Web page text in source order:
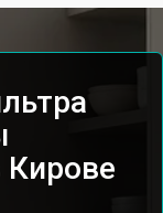
Кирове